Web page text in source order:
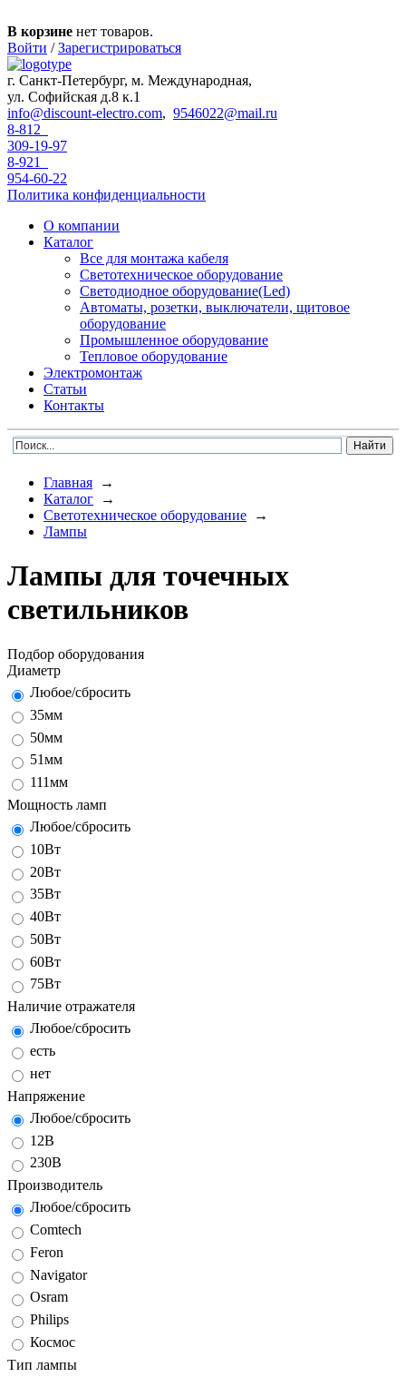
В корзине нет товаров.
Войти / Зарегистрироваться
г. Санкт-Петербург, м. Международная,
ул. Софийская д.8 к.1
info@discount-electro.com, 9546022@mail.ru
8-812
309-19-97
8-921
954-60-22
Политика конфиденциальности
О компании
Каталог
Все для монтажа кабеля
Светотехническое оборудование
Светодиодное оборудование(Led)
Автоматы, розетки, выключатели, щитовое
оборудование
Промышленное оборудование
Тепловое оборудование
Электромонтаж
Статьи
Контакты
Главная →
Каталог →
Светотехническое оборудование →
Лампы
Лампы для точечных
светильников
Подбор оборудования
Диаметр
Любое/сбросить
35мм
50мм
51мм
111мм
Мощность ламп
Любое/сбросить
10Вт
20Вт
35Вт
40Вт
50Вт
60Вт
75Вт
Наличие отражателя
Любое/сбросить
есть
нет
Напряжение
Любое/сбросить
12В
230В
Производитель
Любое/сбросить
Comtech
Feron
Navigator
Osram
Philips
Космос
Тип лампы